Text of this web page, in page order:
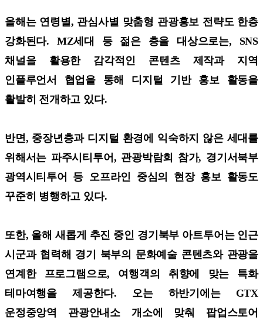
올해는 연령별, 관심사별 맞춤형 관광홍보 전략도 한층
강화된다. MZ세대 등 젊은 층을 대상으로는, SNS
채널을 활용한 감각적인 콘텐츠 제작과 지역
인플루언서 협업을 통해 디지털 기반 홍보 활동을
활발히 전개하고 있다.
반면, 중장년층과 디지털 환경에 익숙하지 않은 세대를
위해서는 파주시티투어, 관광박람회 참가, 경기서북부
광역시티투어 등 오프라인 중심의 현장 홍보 활동도
꾸준히 병행하고 있다.
또한, 올해 새롭게 추진 중인 경기북부 아트투어는 인근
시군과 협력해 경기 북부의 문화예술 콘텐츠와 관광을
연계한 프로그램으로, 여행객의 취향에 맞는 특화
테마여행을 제공한다. 오는 하반기에는 GTX
운정중앙역 관광안내소 개소에 맞춰 팝업스토어